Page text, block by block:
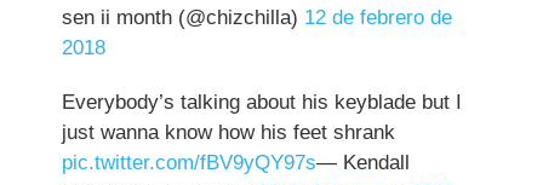
sen ii month (@chizchilla) 12 de febrero de
2018
Everybody’s talking about his keyblade but I
just wanna know how his feet shrank
pic.twitter.com/fBV9yQY97s— Kendall